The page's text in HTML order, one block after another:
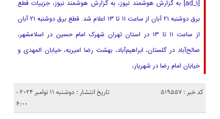
[ad_1] به گزارش هوشمند نیوز، به گزارش هوشمند نیوز، جزییات قطع
برق دوشنبه ۲۱ آبان از ساعت ۱۱ تا ۱۳ اعلام شد. قطع برق دوشنبه ۲۱ آبان
از ساعت ۱۱ تا ۱۳ در استان تهران شهرک امام حسین در اسلامشهر،
صالح‌آباد در گلستان، ابراهیم‌آباد، بهشت رضا امیریه، خیابان المهدی و
خیابان امام رضا در شهریار،
کد خبر : 519557
تاریخ انتشار : دوشنبه 11 نوامبر 2024 -
6:00